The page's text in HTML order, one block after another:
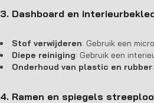
3. Dashboard en
Stof verwijderen: Gebruik een
Diepe reiniging: Gebruik een
Onderhoud van plastic en rubber
4. Ramen en spiegels